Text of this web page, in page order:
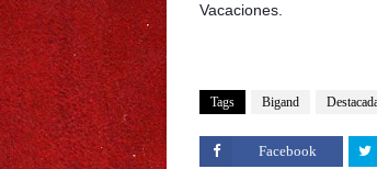
Vacaciones.
Tags Bigand
Facebook